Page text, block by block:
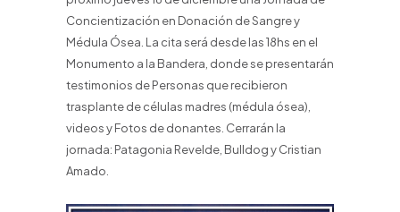
Concientización en Donación de Sangre y
Médula Ósea. La cita será desde las 18hs en el
Monumento a la Bandera, donde se presentarán
testimonios de Personas que recibieron
trasplante de células madres (médula ósea),
videos y Fotos de donantes. Cerrarán la
jornada: Patagonia Revelde, Bulldog y Cristian
Amado.